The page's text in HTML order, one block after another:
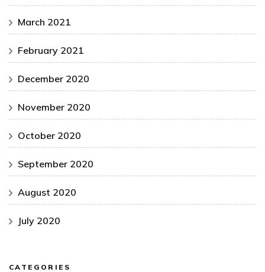
March 2021
February 2021
December 2020
November 2020
October 2020
September 2020
August 2020
July 2020
CATEGORIES